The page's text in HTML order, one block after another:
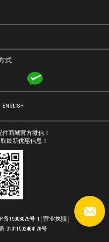
式
ENGLISH
商城官方微信！
最新优惠信息！
备19008075号-1
营业执照
31011502404176号